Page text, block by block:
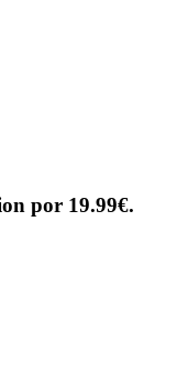
por 19.99€.